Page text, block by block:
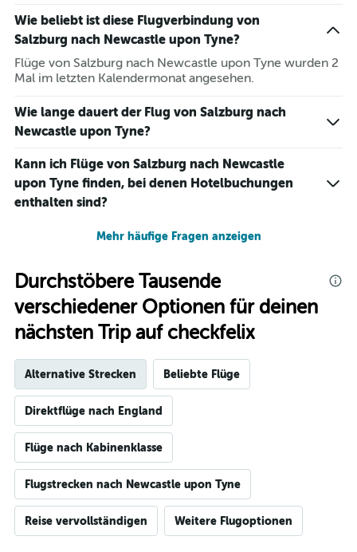
Wie beliebt ist diese Flugverbindung von
Salzburg nach Newcastle upon Tyne?
Flüge von Salzburg nach Newcastle upon Tyne wurden 2
Mal im letzten Kalendermonat angesehen.
Wie lange dauert der Flug von Salzburg nach
Newcastle upon Tyne?
Kann ich Flüge von Salzburg nach Newcastle
upon Tyne finden, bei denen Hotelbuchungen
enthalten sind?
Mehr häufige Fragen anzeigen
Durchstöbere Tausende
verschiedener Optionen für deinen
nächsten Trip auf checkfelix
Alternative Strecken Beliebte Flüge
Direktflüge nach England
Flüge nach Kabinenklasse
Flugstrecken nach Newcastle upon Tyne
Reise vervollständigen Weitere Flugoptionen